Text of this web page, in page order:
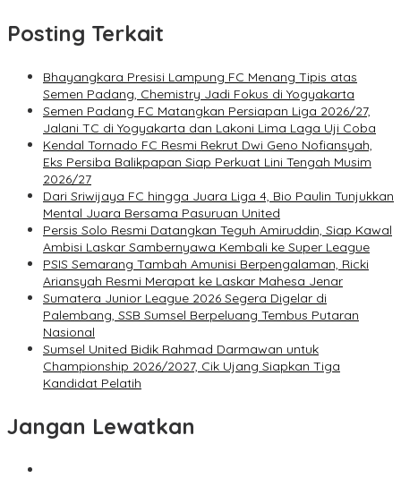
Posting Terkait
Bhayangkara Presisi Lampung FC Menang Tipis atas
Semen Padang, Chemistry Jadi Fokus di Yogyakarta
Semen Padang FC Matangkan Persiapan Liga 2026/27,
Jalani TC di Yogyakarta dan Lakoni Lima Laga Uji Coba
Kendal Tornado FC Resmi Rekrut Dwi Geno Nofiansyah,
Eks Persiba Balikpapan Siap Perkuat Lini Tengah Musim
2026/27
Dari Sriwijaya FC hingga Juara Liga 4, Bio Paulin Tunjukkan
Mental Juara Bersama Pasuruan United
Persis Solo Resmi Datangkan Teguh Amiruddin, Siap Kawal
Ambisi Laskar Sambernyawa Kembali ke Super League
PSIS Semarang Tambah Amunisi Berpengalaman, Ricki
Ariansyah Resmi Merapat ke Laskar Mahesa Jenar
Sumatera Junior League 2026 Segera Digelar di
Palembang, SSB Sumsel Berpeluang Tembus Putaran
Nasional
Sumsel United Bidik Rahmad Darmawan untuk
Championship 2026/2027, Cik Ujang Siapkan Tiga
Kandidat Pelatih
Jangan Lewatkan